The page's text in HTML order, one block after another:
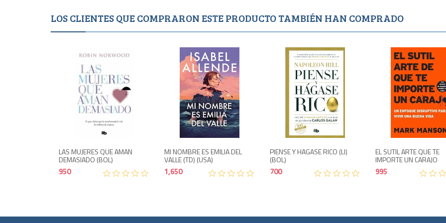
LOS CLIENTES QUE COMPRARON ESTE PRODUCTO TAMBIÉN HAN COMPRADO
950
LAS MUJERES QUE AMAN
DEMASIADO (BOL)
950
MI NOMBRE ES EMILIA DEL
VALLE (TD) (USA)
1,650
Agotado
PIENSE Y HAGASE RICO (LI)
(BOL)
700
Agotado
EL SUTIL ARTE QUE TE
IMPORTE UN CARAJO
995